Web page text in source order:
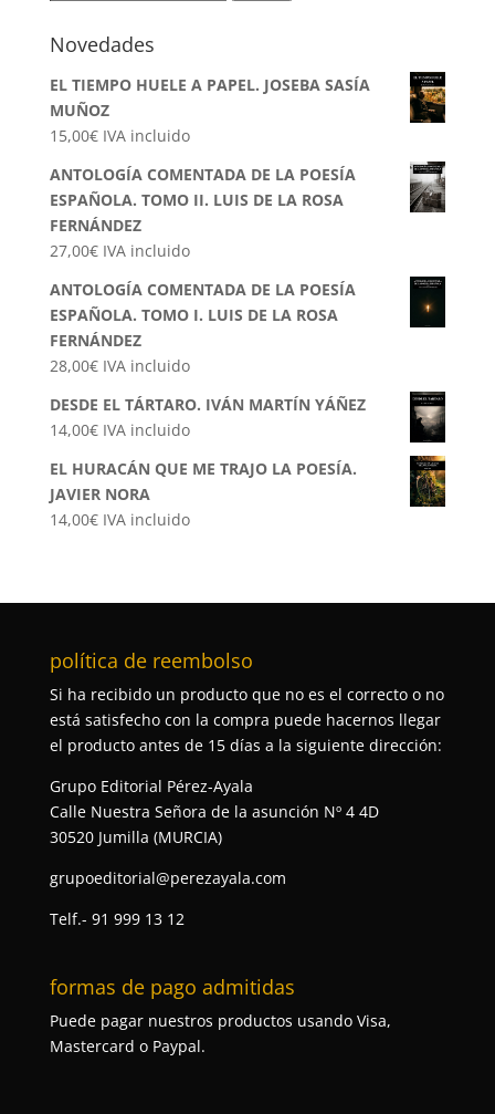
Novedades
EL TIEMPO HUELE A PAPEL. JOSEBA SASÍA
MUÑOZ
15,00€ IVA incluido
ANTOLOGÍA COMENTADA DE LA POESÍA
ESPAÑOLA. TOMO II. LUIS DE LA ROSA
FERNÁNDEZ
27,00€ IVA incluido
ANTOLOGÍA COMENTADA DE LA POESÍA
ESPAÑOLA. TOMO I. LUIS DE LA ROSA
FERNÁNDEZ
28,00€ IVA incluido
DESDE EL TÁRTARO. IVÁN MARTÍN YÁÑEZ
14,00€ IVA incluido
EL HURACÁN QUE ME TRAJO LA POESÍA.
JAVIER NORA
14,00€ IVA incluido
política de reembolso
Si ha recibido un producto que no es el correcto o no
está satisfecho con la compra puede hacernos llegar
el producto antes de 15 días a la siguiente dirección:
Grupo Editorial Pérez-Ayala
Calle Nuestra Señora de la asunción Nº 4 4D
30520 Jumilla (MURCIA)
grupoeditorial@perezayala.com
Telf.- 91 999 13 12
formas de pago admitidas
Puede pagar nuestros productos usando Visa,
Mastercard o Paypal.